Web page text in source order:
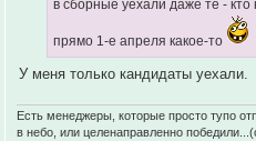
в сборные уехали даже те - кто
прямо 1-е апреля какое-то
У меня только кандидаты уехали.
Есть менеджеры, которые просто тупо
в небо, или целенаправленно